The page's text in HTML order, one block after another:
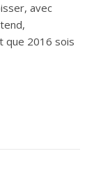
avec
que 2016 sois